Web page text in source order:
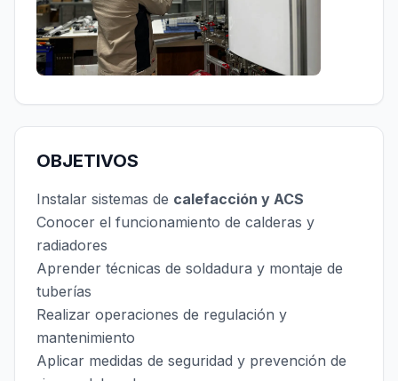
OBJETIVOS
Instalar sistemas de calefacción y ACS
Conocer el funcionamiento de calderas y
radiadores
Aprender técnicas de soldadura y montaje de
tuberías
Realizar operaciones de regulación y
mantenimiento
Aplicar medidas de seguridad y prevención de